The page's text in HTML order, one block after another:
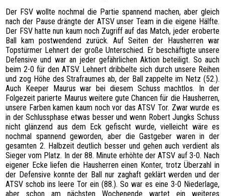
Der FSV wollte nochmal die Partie spannend machen, aber gleich
nach der Pause drängte der ATSV unser Team in die eigene Hälfte.
Der FSV hatte nun kaum noch Zugriff auf das Match, jeder eroberte
Ball kam postwendend zurück. Auf Seiten der Hausherren war
Topstürmer Lehnert der große Unterschied. Er beschäftigte unsere
Defensive und war an jeder gefährlichen Aktion beteiligt. So auch
beim 2-0 für den ATSV. Lehnert dribbelte sich durch unsere Reihen
und zog Höhe des Strafraumes ab, der Ball zappelte im Netz (52.).
Auch Keeper Maurus war bei diesem Schuss machtlos. In der
Folgezeit parierte Maurus weitere gute Chancen für die Hausherren,
unsere Farben kamen kaum noch vor das ATSV Tor. Zwar wurde es
in der Schlussphase etwas besser und wenn Robert Jungks Schuss
nicht glänzend aus dem Eck gefischt wurde, vielleicht wäre es
nochmal spannend geworden, aber die Gastgeber waren in der
gesamten 2. Halbzeit deutlich besser und gehen auch verdient als
Sieger vom Platz. In der 88. Minute erhöhte der ATSV auf 3-0. Nach
eigener Ecke liefen die Hausherren einen Konter, trotz Überzahl in
der Defensive konnte der Ball nur zaghaft geklärt werden und der
ATSV schob ins leere Tor ein (88.). So war es eine 3-0 Niederlage,
aber schon am nächsten Wochenende wartet ein weiteres